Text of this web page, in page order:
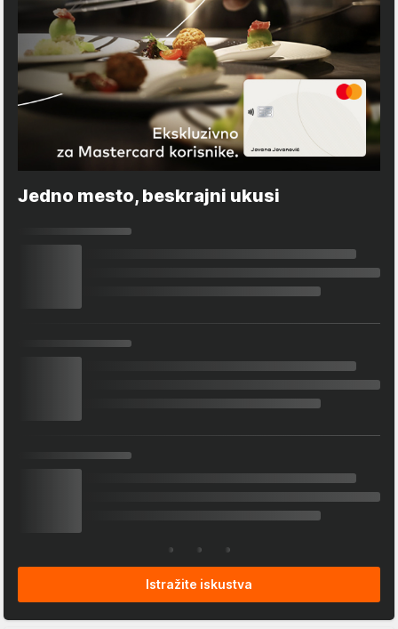
Jedno mesto, beskrajni ukusi
Istražite iskustva